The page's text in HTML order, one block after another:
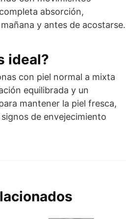
absorción,
y antes de acostarse.
ideal?
con piel normal a mixta
equilibrada y un
mantener la piel fresca,
de envejecimiento